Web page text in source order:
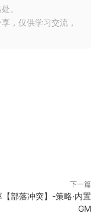
。
，仅供学习交流，
下一篇
部落冲突】-策略·内置
GM